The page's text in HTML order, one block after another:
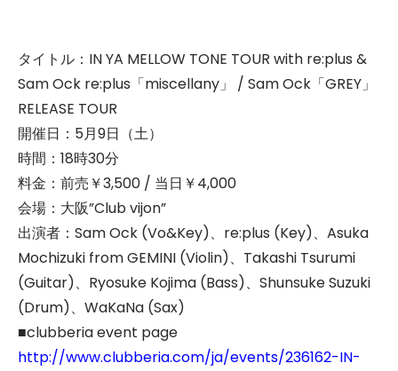
タイトル：IN YA MELLOW TONE TOUR with re:plus &
Sam Ock re:plus「miscellany」 / Sam Ock「GREY」
RELEASE TOUR
開催日：5月9日（土）
時間：18時30分
料金：前売￥3,500 / 当日￥4,000
会場：大阪”Club vijon”
出演者：Sam Ock (Vo&Key)、re:plus (Key)、Asuka
Mochizuki from GEMINI (Violin)、Takashi Tsurumi
(Guitar)、Ryosuke Kojima (Bass)、Shunsuke Suzuki
(Drum)、WaKaNa (Sax)
■clubberia event page
http://www.clubberia.com/ja/events/236162-IN-